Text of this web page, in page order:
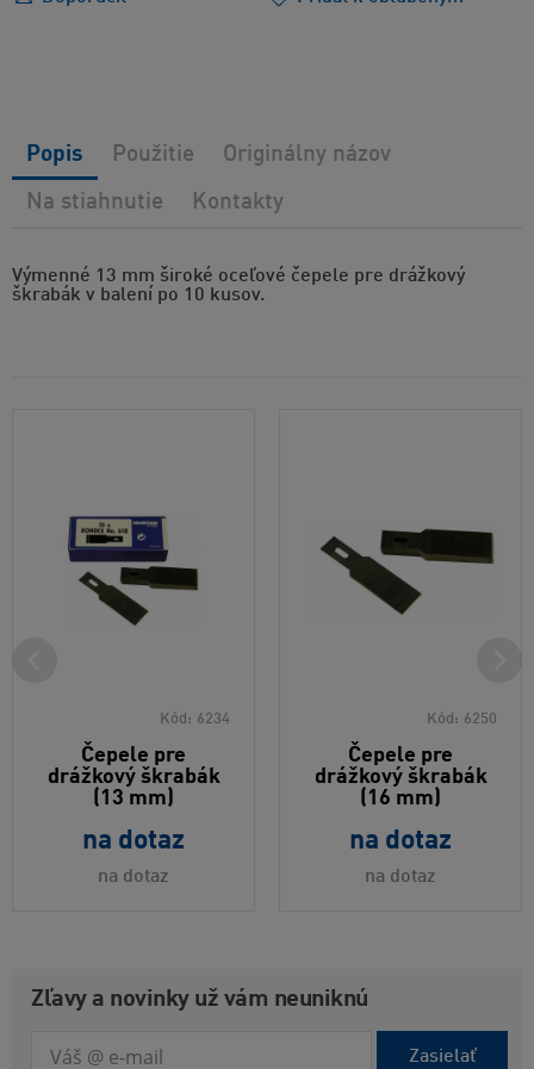
Výmenné 13 mm široké oceľové čepele pre drážkový
škrabák v balení po 10 kusov.
Popis Použitie Originálny názov
Na stiahnutie Kontakty
Kód: 6234
Čepele pre
drážkový škrabák
(13 mm)
na dotaz
na dotaz
Kód: 6250
Čepele pre
drážkový škrabák
(16 mm)
na dotaz
na dotaz
Zľavy a novinky už vám neuniknú
Zasielať